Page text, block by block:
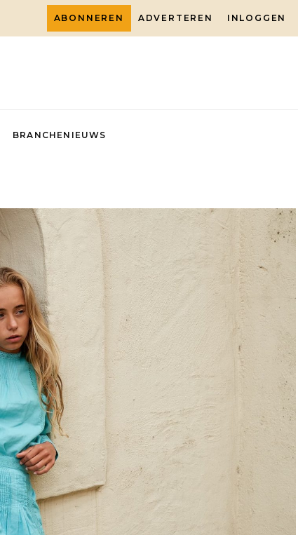
ABONNEREN ADVERTEREN INLOGGEN
BRANCHENIEUWS